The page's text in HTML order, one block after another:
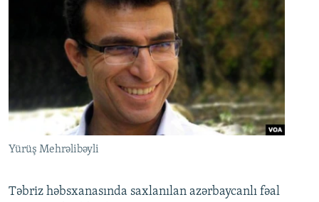
Yürüş Mehrəlibəyli
Təbriz həbsxanasında saxlanılan azərbaycanlı fəal